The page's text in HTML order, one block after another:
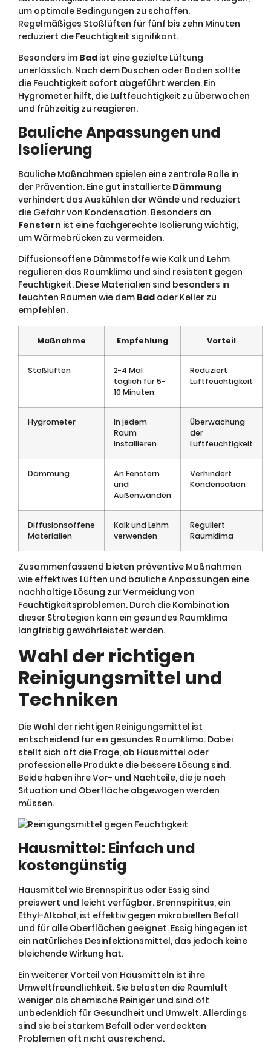
um optimale Bedingungen zu schaffen.
Regelmäßiges Stoßlüften für fünf bis zehn Minuten
reduziert die Feuchtigkeit signifikant.
Besonders im Bad ist eine gezielte Lüftung
unerlässlich. Nach dem Duschen oder Baden sollte
die Feuchtigkeit sofort abgeführt werden. Ein
Hygrometer hilft, die Luftfeuchtigkeit zu überwachen
und frühzeitig zu reagieren.
Bauliche Anpassungen und
Isolierung
Bauliche Maßnahmen spielen eine zentrale Rolle in
der Prävention. Eine gut installierte Dämmung
verhindert das Auskühlen der Wände und reduziert
die Gefahr von Kondensation. Besonders an
Fenstern ist eine fachgerechte Isolierung wichtig,
um Wärmebrücken zu vermeiden.
Diffusionsoffene Dämmstoffe wie Kalk und Lehm
regulieren das Raumklima und sind resistent gegen
Feuchtigkeit. Diese Materialien sind besonders in
feuchten Räumen wie dem Bad oder Keller zu
empfehlen.
Maßnahme Empfehlung Vorteil
Stoßlüften
2-4 Mal
täglich für 5-
10 Minuten
Reduziert
Luftfeuchtigkeit
Hygrometer
In jedem
Raum
installieren
Überwachung
der
Luftfeuchtigkeit
Dämmung
An Fenstern
und
Außenwänden
Verhindert
Kondensation
Diffusionsoffene
Materialien
Kalk und Lehm
verwenden
Reguliert
Raumklima
Zusammenfassend bieten präventive Maßnahmen
wie effektives Lüften und bauliche Anpassungen eine
nachhaltige Lösung zur Vermeidung von
Feuchtigkeitsproblemen. Durch die Kombination
dieser Strategien kann ein gesundes Raumklima
langfristig gewährleistet werden.
Wahl der richtigen
Reinigungsmittel und
Techniken
Die Wahl der richtigen Reinigungsmittel ist
entscheidend für ein gesundes Raumklima. Dabei
stellt sich oft die Frage, ob Hausmittel oder
professionelle Produkte die bessere Lösung sind.
Beide haben ihre Vor- und Nachteile, die je nach
Situation und Oberfläche abgewogen werden
müssen.
Hausmittel: Einfach und
kostengünstig
Hausmittel wie Brennspiritus oder Essig sind
preiswert und leicht verfügbar. Brennspiritus, ein
Ethyl-Alkohol, ist effektiv gegen mikrobiellen Befall
und für alle Oberflächen geeignet. Essig hingegen ist
ein natürliches Desinfektionsmittel, das jedoch keine
bleichende Wirkung hat.
Ein weiterer Vorteil von Hausmitteln ist ihre
Umweltfreundlichkeit. Sie belasten die Raumluft
weniger als chemische Reiniger und sind oft
unbedenklich für Gesundheit und Umwelt. Allerdings
sind sie bei starkem Befall oder verdeckten
Problemen oft nicht ausreichend.